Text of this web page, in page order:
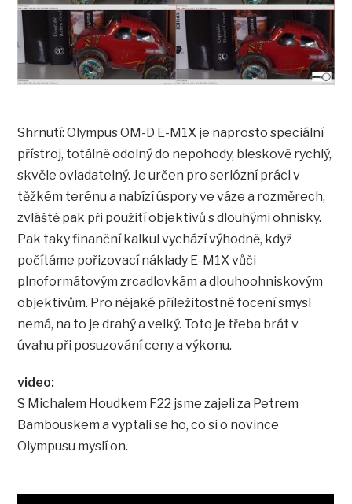
Shrnutí: Olympus OM-D E-M1X je naprosto speciální
přístroj, totálně odolný do nepohody, bleskově rychlý,
skvěle ovladatelný. Je určen pro seriózní práci v
těžkém terénu a nabízí úspory ve váze a rozměrech,
zvláště pak při použití objektivů s dlouhými ohnisky.
Pak taky finanční kalkul vychází výhodně, když
počítáme pořizovací náklady E-M1X vůči
plnoformátovým zrcadlovkám a dlouhoohniskovým
objektivům. Pro nějaké příležitostné focení smysl
nemá, na to je drahý a velký. Toto je třeba brát v
úvahu při posuzování ceny a výkonu.
video:
S Michalem Houdkem F22 jsme zajeli za Petrem
Bambouskem a vyptali se ho, co si o novince
Olympusu myslí on.